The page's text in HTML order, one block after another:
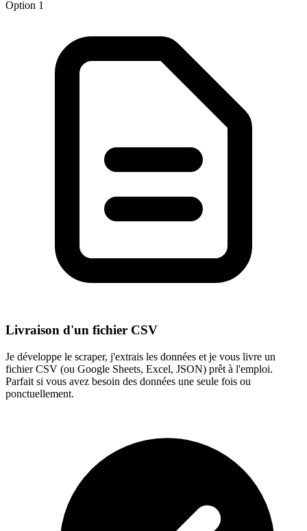
Option 1
Livraison d'un fichier CSV
Je développe le scraper, j'extrais les données et je vous livre un
fichier CSV (ou Google Sheets, Excel, JSON) prêt à l'emploi.
Parfait si vous avez besoin des données une seule fois ou
ponctuellement.